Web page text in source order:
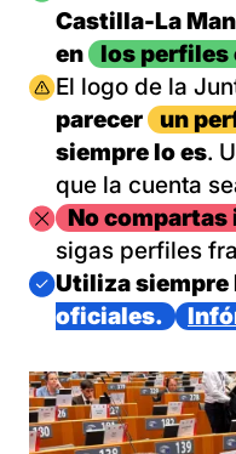
Castilla-La
en
los
Imagen
El logo de la
parecer
un
siempre lo es.
que la cuenta
Imagen
No
sigas perfiles
Imagen
Utiliza siempre
oficiales.